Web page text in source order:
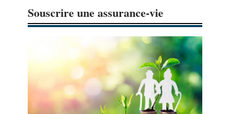
Souscrire une assurance-vie